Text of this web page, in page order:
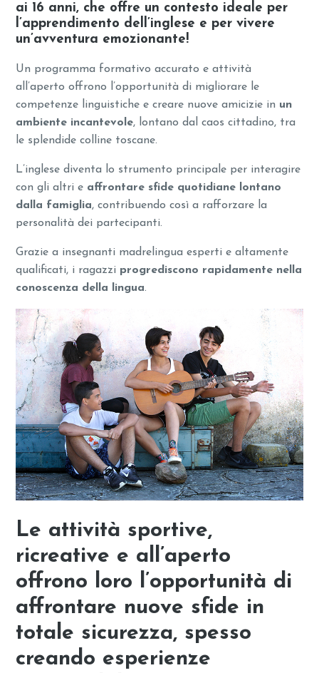
ai 16 anni, che offre un contesto ideale per
l’apprendimento dell’inglese e per vivere
un’avventura emozionante!
Un programma formativo accurato e attività
all’aperto offrono l’opportunità di migliorare le
competenze linguistiche e creare nuove amicizie in un
ambiente incantevole, lontano dal caos cittadino, tra
le splendide colline toscane.
L’inglese diventa lo strumento principale per interagire
con gli altri e affrontare sfide quotidiane lontano
dalla famiglia, contribuendo così a rafforzare la
personalità dei partecipanti.
Grazie a insegnanti madrelingua esperti e altamente
qualificati, i ragazzi progrediscono rapidamente nella
conoscenza della lingua.
Le attività sportive,
ricreative e all’aperto
offrono loro l’opportunità di
affrontare nuove sfide in
totale sicurezza, spesso
creando esperienze